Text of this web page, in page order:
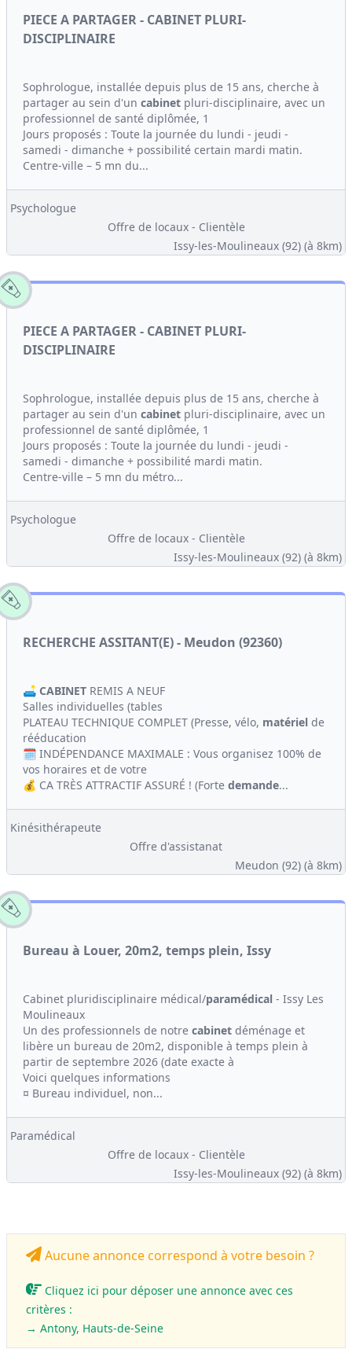
PIECE A PARTAGER - CABINET PLURI-
DISCIPLINAIRE
Sophrologue, installée depuis plus de 15 ans, cherche à
partager au sein d'un cabinet pluri-disciplinaire, avec un
professionnel de santé diplômée, 1
Jours proposés : Toute la journée du lundi - jeudi -
samedi - dimanche + possibilité certain mardi matin.
Centre-ville – 5 mn du...
Psychologue
Offre de locaux - Clientèle
Issy-les-Moulineaux (92) (à 8km)
PIECE A PARTAGER - CABINET PLURI-
DISCIPLINAIRE
Sophrologue, installée depuis plus de 15 ans, cherche à
partager au sein d'un cabinet pluri-disciplinaire, avec un
professionnel de santé diplômée, 1
Jours proposés : Toute la journée du lundi - jeudi -
samedi - dimanche + possibilité mardi matin.
Centre-ville – 5 mn du métro...
Psychologue
Offre de locaux - Clientèle
Issy-les-Moulineaux (92) (à 8km)
RECHERCHE ASSITANT(E) - Meudon (92360)
🛋️ CABINET REMIS A NEUF
Salles individuelles (tables
PLATEAU TECHNIQUE COMPLET (Presse, vélo, matériel de
rééducation
🗓️ INDÉPENDANCE MAXIMALE : Vous organisez 100% de
vos horaires et de votre
💰 CA TRÈS ATTRACTIF ASSURÉ ! (Forte demande...
Kinésithérapeute
Offre d'assistanat
Meudon (92) (à 8km)
Bureau à Louer, 20m2, temps plein, Issy
Cabinet pluridisciplinaire médical/paramédical - Issy Les
Moulineaux
Un des professionnels de notre cabinet déménage et
libère un bureau de 20m2, disponible à temps plein à
partir de septembre 2026 (date exacte à
Voici quelques informations
¤ Bureau individuel, non...
Paramédical
Offre de locaux - Clientèle
Issy-les-Moulineaux (92) (à 8km)
Aucune annonce correspond à votre besoin ?
Cliquez ici pour déposer une annonce avec ces
critères :
→ Antony, Hauts-de-Seine